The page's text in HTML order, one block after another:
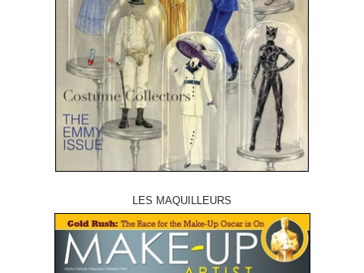
LES MAQUILLEURS